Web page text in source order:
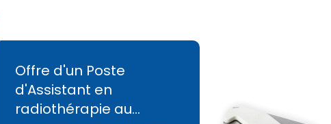
Offre d'un Poste
d'Assistant en
radiothérapie au…